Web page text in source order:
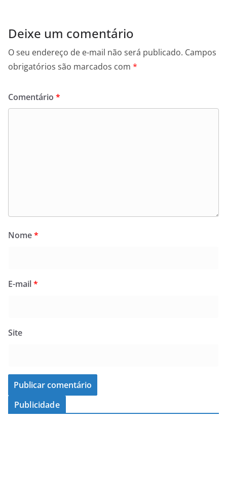
Deixe um comentário
O seu endereço de e-mail não será publicado. Campos
obrigatórios são marcados com *
Comentário *
Nome*
E-mail*
Site
Publicidade